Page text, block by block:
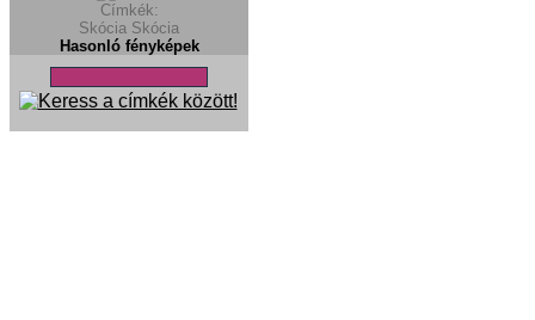
Címkék:
Skócia Skócia
Hasonló fényképek